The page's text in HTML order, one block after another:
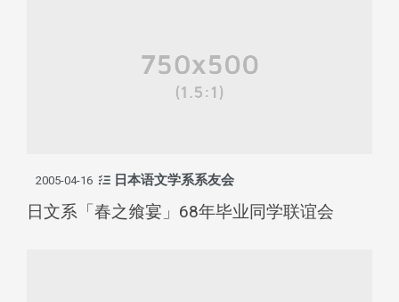
2005-04-16 日本语文学系系友会
日文系「春之飨宴」68年毕业同学联谊会